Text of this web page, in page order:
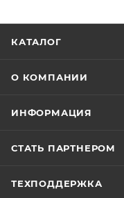
КАТАЛОГ
О КОМПАНИИ
ИНФОРМАЦИЯ
СТАТЬ ПАРТНЕРОМ
ТЕХПОДДЕРЖКА